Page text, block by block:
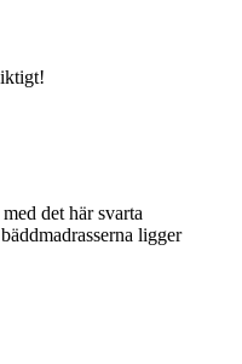
det här svarta
ligger